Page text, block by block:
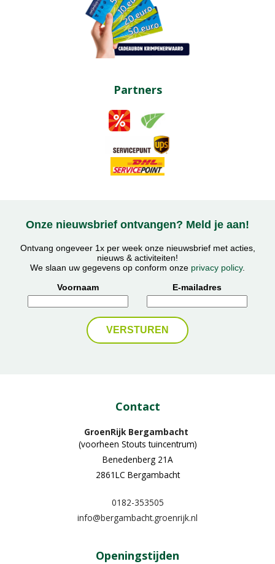
Partners
Onze nieuwsbrief ontvangen? Meld je aan!
Ontvang ongeveer 1x per week onze nieuwsbrief met acties,
nieuws & activiteiten!
We slaan uw gegevens op conform onze privacy policy.
Voornaam
E-mailadres
Contact
GroenRijk Bergambacht
(voorheen Stouts tuincentrum)
Benedenberg 21A
2861LC Bergambacht
0182-353505
info@bergambacht.groenrijk.nl
Openingstijden